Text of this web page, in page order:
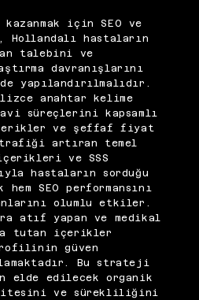
için SEO ve
Hollandalı hastaların
talebini ve
davranışlarını
yapılandırılmalıdır.
anahtar kelime
süreçlerini kapsamlı
ve şeffaf fiyat
artıran temel
ve SSS
hastaların sorduğu
SEO performansını
olumlu etkiler.
atıf yapan ve medikal
tutan içerikler
güven
Bu strateji
elde edilecek organik
ve sürekliliğini